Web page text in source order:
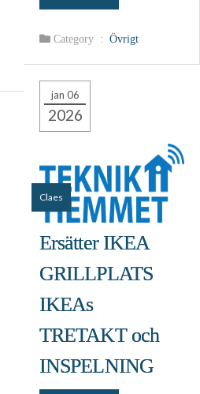
Category : Övrigt
jan 06
2026
Claes
Ersätter IKEA
GRILLPLATS
IKEAs
TRETAKT och
INSPELNING